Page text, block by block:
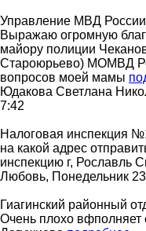
Управление МВД
Выражаю огромную
майору полиции
Староюрьево) МОМВД
вопросов моей мамы
Юдакова Светлана
7:42
Налоговая инспекция
на какой адрес
инспекцию г, Рославль
Любовь, Понедельник
Гиагинский районный
Очень плохо вфполняет